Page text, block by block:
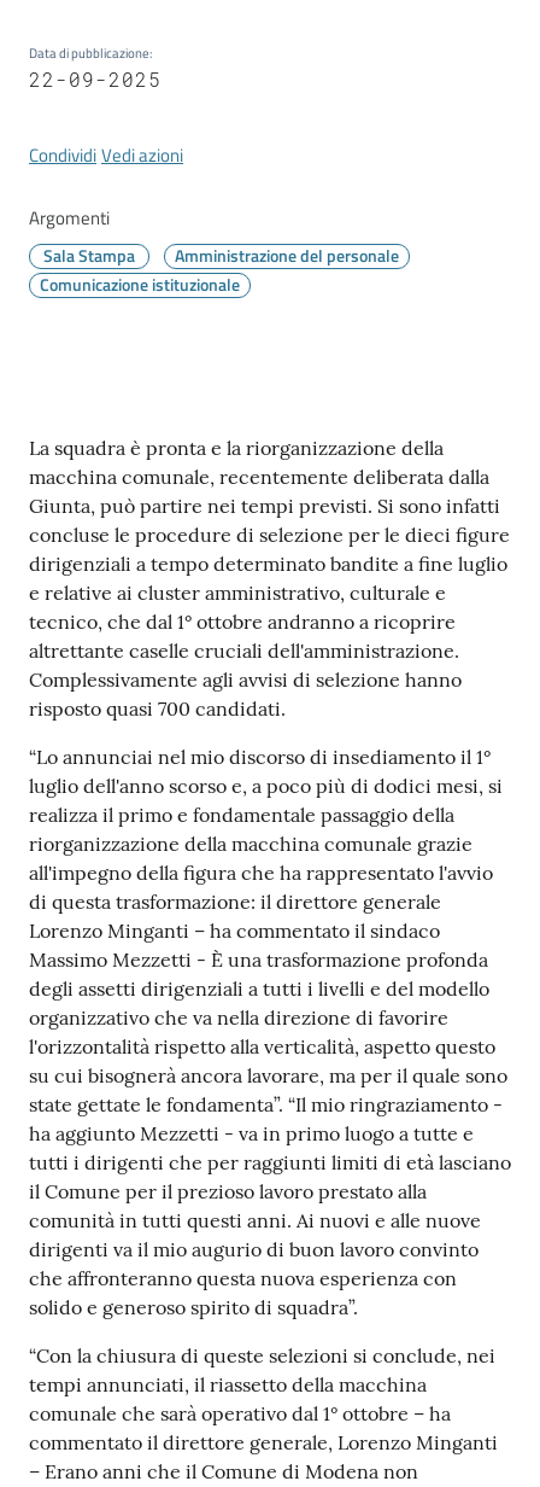
Seguici
Data di pubblicazione:
22-09-2025
CondividiVedi azioni
Argomenti
Sala Stampa
Amministrazione del personale
Comunicazione istituzionale
Contenuto
La squadra è pronta e la riorganizzazione della
macchina comunale, recentemente deliberata dalla
Giunta, può partire nei tempi previsti. Si sono infatti
concluse le procedure di selezione per le dieci figure
dirigenziali a tempo determinato bandite a fine luglio
e relative ai cluster amministrativo, culturale e
tecnico, che dal 1° ottobre andranno a ricoprire
altrettante caselle cruciali dell'amministrazione.
Complessivamente agli avvisi di selezione hanno
risposto quasi 700 candidati.
“Lo annunciai nel mio discorso di insediamento il 1°
luglio dell'anno scorso e, a poco più di dodici mesi, si
realizza il primo e fondamentale passaggio della
riorganizzazione della macchina comunale grazie
all'impegno della figura che ha rappresentato l'avvio
di questa trasformazione: il direttore generale
Lorenzo Minganti – ha commentato il sindaco
Massimo Mezzetti - È una trasformazione profonda
degli assetti dirigenziali a tutti i livelli e del modello
organizzativo che va nella direzione di favorire
l'orizzontalità rispetto alla verticalità, aspetto questo
su cui bisognerà ancora lavorare, ma per il quale sono
state gettate le fondamenta”. “Il mio ringraziamento -
ha aggiunto Mezzetti - va in primo luogo a tutte e
tutti i dirigenti che per raggiunti limiti di età lasciano
il Comune per il prezioso lavoro prestato alla
comunità in tutti questi anni. Ai nuovi e alle nuove
dirigenti va il mio augurio di buon lavoro convinto
che affronteranno questa nuova esperienza con
solido e generoso spirito di squadra”.
“Con la chiusura di queste selezioni si conclude, nei
tempi annunciati, il riassetto della macchina
comunale che sarà operativo dal 1° ottobre – ha
commentato il direttore generale, Lorenzo Minganti
– Erano anni che il Comune di Modena non